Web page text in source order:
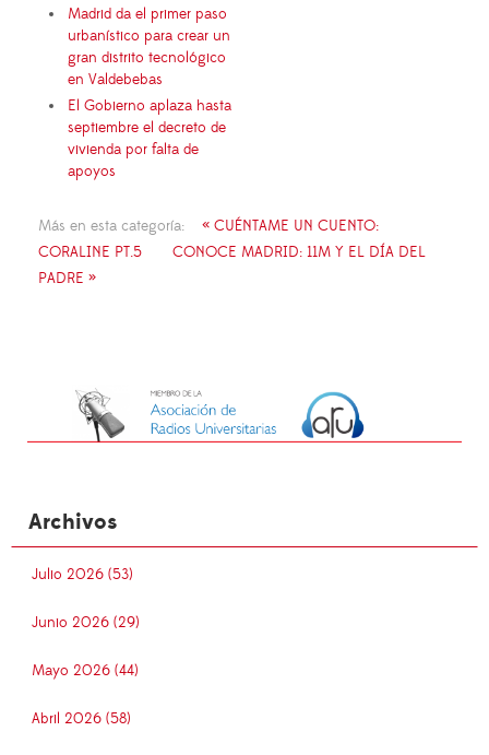
Madrid da el primer paso
urbanístico para crear un
gran distrito tecnológico
en Valdebebas
El Gobierno aplaza hasta
septiembre el decreto de
vivienda por falta de
apoyos
Más en esta categoría:
« CUÉNTAME UN CUENTO:
CORALINE PT.5
CONOCE MADRID: 11M Y EL DÍA DEL
PADRE »
Archivos
Julio 2026 (53)
Junio 2026 (29)
Mayo 2026 (44)
Abril 2026 (58)